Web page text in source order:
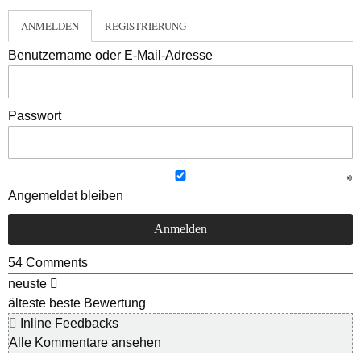
ANMELDEN REGISTRIERUNG
Benutzername oder E-Mail-Adresse
Passwort
Angemeldet bleiben
54 Comments
neuste
älteste beste Bewertung
Inline Feedbacks
Alle Kommentare ansehen